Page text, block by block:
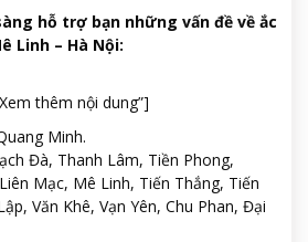
hỗ trợ bạn những vấn đề về ắc
Linh – Hà Nội:
thêm nội dung”]
Minh.
Đà, Thanh Lâm, Tiền Phong,
Mạc, Mê Linh, Tiến Thắng, Tiến
Văn Khê, Vạn Yên, Chu Phan, Đại